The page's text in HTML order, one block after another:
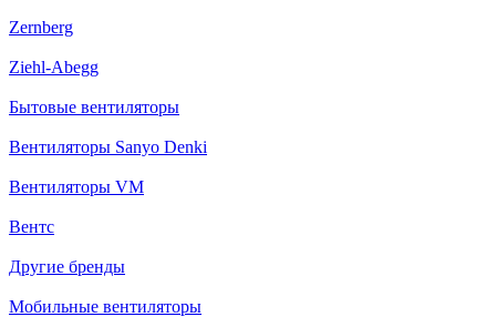
Zernberg
Ziehl-Abegg
Бытовые вентиляторы
Вентиляторы Sanyo Denki
Вентиляторы VM
Вентс
Другие бренды
Мобильные вентиляторы